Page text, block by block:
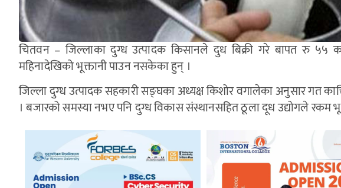
चितवन – जिल्लाका दुग्ध उत्पादक किसानले दुध बिक्री गरे बापत रु
महिनादेखिको भूक्तानी पाउन नसकेका हुन् ।
जिल्ला दुग्ध उत्पादक सहकारी सङ्घका अध्यक्ष किशोर वगालेका अनुसार गत
। बजारको समस्या नभए पनि दुग्ध विकास संस्थानसहित ठूला दूध उद्योगले रकम